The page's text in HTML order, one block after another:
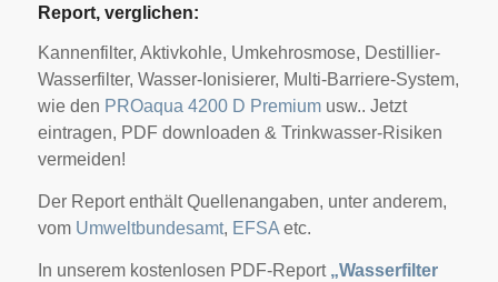
Report, verglichen:
Kannenfilter, Aktivkohle, Umkehrosmose, Destillier-
Wasserfilter, Wasser-Ionisierer, Multi-Barriere-System,
wie den PROaqua 4200 D Premiumusw.. Jetzt
eintragen, PDF downloaden & Trinkwasser-Risiken
vermeiden!
Der Report enthält Quellenangaben, unter anderem,
vom Umweltbundesamt, EFSAetc.
In unserem kostenlosen PDF-Report „Wasserfilter